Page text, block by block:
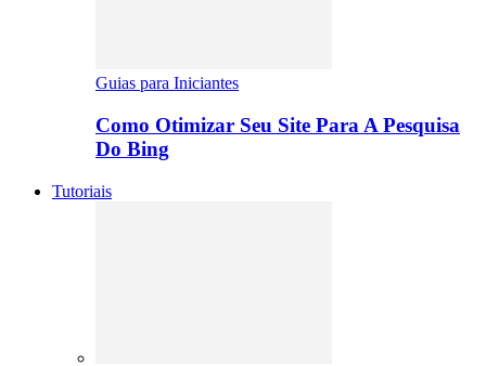
Guias para Iniciantes
Como Otimizar Seu Site Para A Pesquisa
Do Bing
Tutoriais